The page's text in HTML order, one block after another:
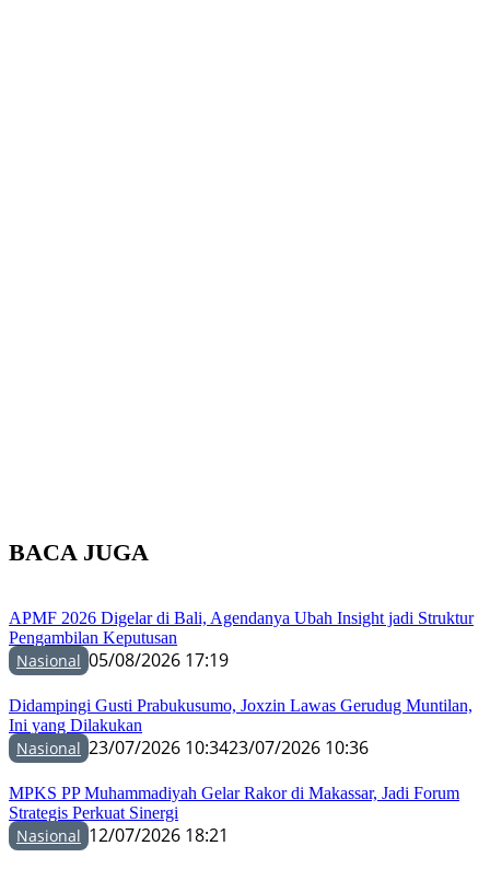
BACA JUGA
APMF 2026 Digelar di Bali, Agendanya Ubah Insight jadi Struktur
Pengambilan Keputusan
Nasional 05/08/2026 17:19
Didampingi Gusti Prabukusumo, Joxzin Lawas Gerudug Muntilan,
Ini yang Dilakukan
Nasional 23/07/2026 10:3423/07/2026 10:36
MPKS PP Muhammadiyah Gelar Rakor di Makassar, Jadi Forum
Strategis Perkuat Sinergi
Nasional 12/07/2026 18:21